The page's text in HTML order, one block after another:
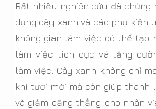
Rất nhiều nghiên cứu đã chứng
dụng cây xanh và các phụ kiện
không gian làm việc có thể tạo
làm việc tích cực và tăng
làm việc. Cây xanh không chỉ
khí tươi mới mà còn giúp thanh
và giảm căng thẳng cho nhân